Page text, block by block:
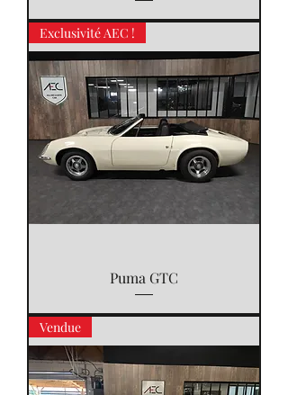
Exclusivité AEC !
Puma GTC
Vendue